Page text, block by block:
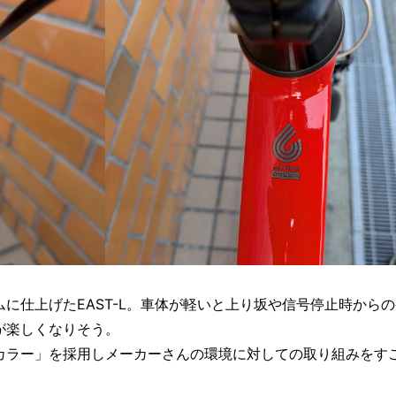
仕上げたEAST-L。車体が軽いと上り坂や信号停止時から
しくなりそう。
ー」を採用しメーカーさんの環境に対しての取り組みをす